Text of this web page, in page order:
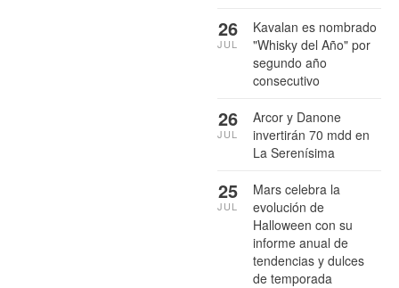
Kavalan es nombrado
"Whisky del Año" por
segundo año
consecutivo
26
JUL
Arcor y Danone
invertirán 70 mdd en
La Serenísima
26
JUL
Mars celebra la
evolución de
Halloween con su
informe anual de
tendencias y dulces
de temporada
25
JUL